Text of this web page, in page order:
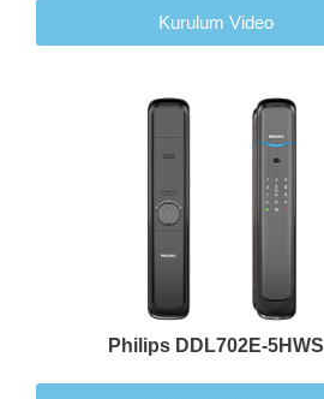
Kurulum Video
Philips DDL702E-5HWS